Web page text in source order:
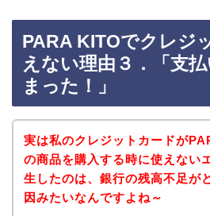
PARA KITOでクレジ
えない理由３．「支
まった！」
実は私のクレジットカードが
の商品を購入する時に使えない
生したのは、銀行の残高不足が
因みたいなんですよね～